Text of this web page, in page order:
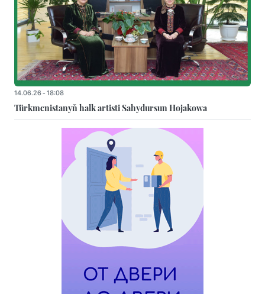
14.06.26 - 18:08
Türkmenistanyň halk artisti Sahydursun Hojakowa